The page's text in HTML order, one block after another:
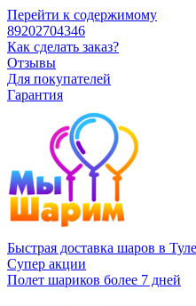
Перейти к содержимому
89202704346
Как сделать заказ?
Отзывы
Для покупателей
Гарантия
Быстрая доставка шаров в Туле
Супер акции
Полет шариков более 7 дней